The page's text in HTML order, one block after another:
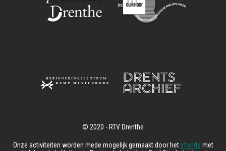
Onze activiteiten worden mede mogelijk gemaakt door hetvfonds met